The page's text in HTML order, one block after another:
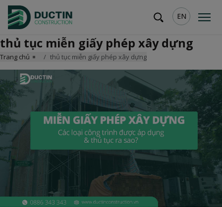
EN
thủ tục miễn giấy phép xây dựng
Trang chủ thủ tục miễn giấy phép xây dựng